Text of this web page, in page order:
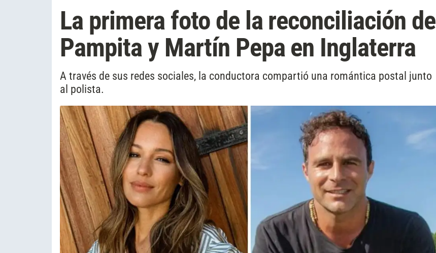
La primera foto de la reconciliación de
Pampita y Martín Pepa en Inglaterra
A través de sus redes sociales, la conductora compartió una romántica postal junto
al polista.